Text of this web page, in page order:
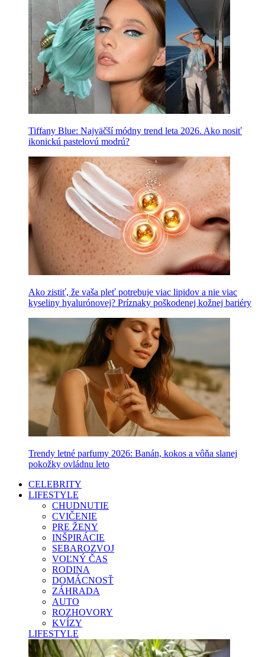
Tiffany Blue: Najväčší módny trend leta 2026. Ako nosiť
ikonickú pastelovú modrú?
Ako zistiť, že vaša pleť potrebuje viac lipidov a nie viac
kyseliny hyalurónovej? Príznaky poškodenej kožnej bariéry
Trendy letné parfumy 2026: Banán, kokos a vôňa slanej
pokožky ovládnu leto
CELEBRITY
LIFESTYLE
CHUDNUTIE
CVIČENIE
PRE ŽENY
INŠPIRÁCIE
SEBAROZVOJ
VOĽNÝ ČAS
RODINA
DOMÁCNOSŤ
ZÁHRADA
AUTO
ROZHOVORY
KVÍZY
LIFESTYLE